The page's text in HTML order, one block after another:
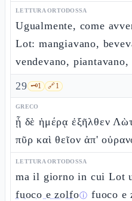
LETTURA ORTODOSSA
Ugualmente, come
Lot: mangiavano,
vendevano,
29 🗝️1 🔗1
GRECO
ᾗ δὲ ἡμέρᾳ ἐξῆλθεν
πῦρ καὶ θεῖον ἀπ'
LETTURA ORTODOSSA
ma il giorno in cui Lot
fuoco e zolfoⓘ fuoco e